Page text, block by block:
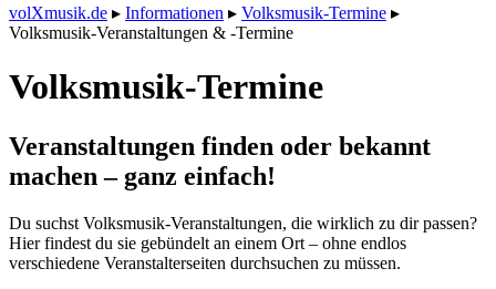
volXmusik.de ▸ Informationen ▸ Volksmusik-Termine ▸
Volksmusik-Veranstaltungen & -Termine
Volksmusik-Termine
Veranstaltungen finden oder bekannt
machen – ganz einfach!
Du suchst Volksmusik-Veranstaltungen, die wirklich zu dir passen?
Hier findest du sie gebündelt an einem Ort – ohne endlos
verschiedene Veranstalterseiten durchsuchen zu müssen.